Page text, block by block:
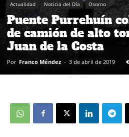
Actualidad Noticia del Día Osorno
Puente Purrehuín
de camión de alto
Juan de la Costa
Por Franco Méndez - 3 de abril de 2019